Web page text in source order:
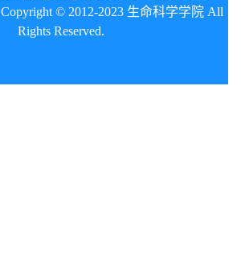
Copyright © 2012-2023 生命科学学院 All
Rights Reserved.